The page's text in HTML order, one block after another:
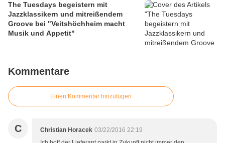
The Tuesdays begeistern mit
Jazzklassikern und mitreißendem
Groove bei "Veitshöchheim macht
Musik und Appetit"
Kommentare
Einen Kommentar hinzufügen
C Christian Horacek 03/22/2016 22:19